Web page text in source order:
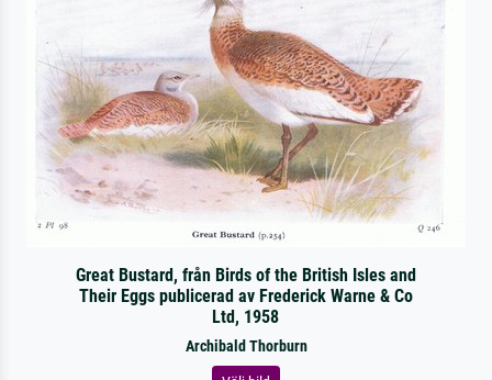
Great Bustard, från Birds of the British Isles and
Their Eggs publicerad av Frederick Warne & Co
Ltd, 1958
Archibald Thorburn